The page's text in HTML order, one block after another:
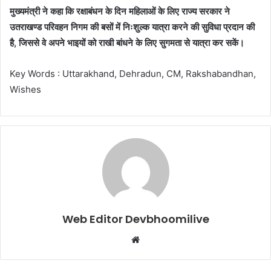
मुख्यमंत्री ने कहा कि रक्षाबंधन के दिन महिलाओं के लिए राज्य सरकार ने
उतराखण्ड परिवहन निगम की बसों में निःशुल्क यात्रा करने की सुविधा प्रदान की
है,जिससे वे अपने भाइयों को राखी बांधने के लिए सुगमता से यात्रा कर सकें।
Key Words : Uttarakhand, Dehradun, CM, Rakshabandhan,
Wishes
Web Editor Devbhoomilive
Website